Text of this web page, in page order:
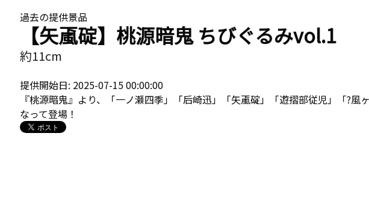
過去の提供景品
【矢颪碇】桃源暗鬼 ちびぐるみvol.1
約11cm
提供開始日: 2025-07-15 00:00:00
『桃源暗鬼』より、「一ノ瀬四季」「后崎迅」「矢颪碇」「遊摺部従児」「?風
なって登場！